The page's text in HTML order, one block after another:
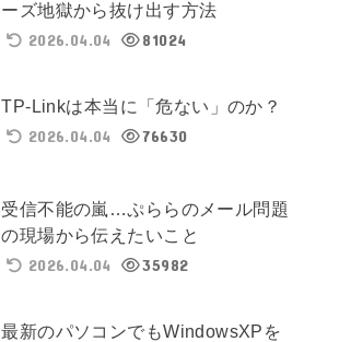
ーズ地獄から抜け出す方法
2026.04.04
81024
TP-Linkは本当に「危ない」のか？
2026.04.04
76630
受信不能の嵐…ぷららのメール問題
の現場から伝えたいこと
2026.04.04
35982
最新のパソコンでもWindowsXPを